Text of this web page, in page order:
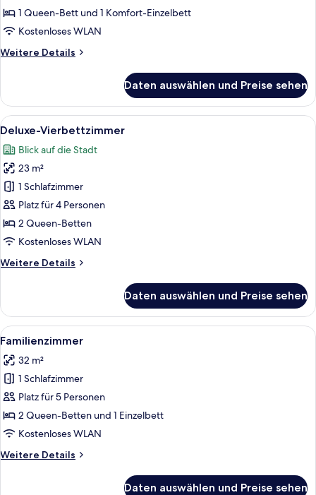
1 Queen-Bett und 1 Komfort-Einzelbett
Kostenloses WLAN
Weitere Details
Weitere
Dreibettzimmer,
Mehrere
Betten,
Daten auswählen und Preise sehen
Alle
Fotos
für
Deluxe-
Vierbettzimmer
anzeigen
Ein modernes Hotelzimmer mit
4
Deluxe-Vierbettzimmer
Blick auf die Stadt
23 m²
1 Schlafzimmer
Platz für 4 Personen
2 Queen-Betten
Kostenloses WLAN
Weitere Details
Weitere
Vierbettzimmer
Daten auswählen und Preise sehen
Alle
Fotos
für
Familienzimmer
anzeigen
Ein Schlafzimmer mit einem großen
8
Familienzimmer
32 m²
1 Schlafzimmer
Platz für 5 Personen
2 Queen-Betten und 1 Einzelbett
Kostenloses WLAN
Weitere Details
Weitere
Daten auswählen und Preise sehen